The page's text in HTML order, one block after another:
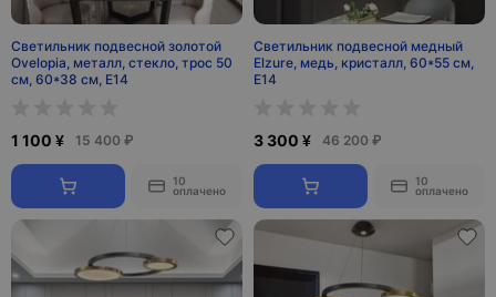
Светильник подвесной золотой
Ovelopia, металл, стекло, трос 50
см, 60*38 см, Е14
1 100 ¥ 15 400 ₽
10
оплачено
Светильник подвесной медный
Elzure, медь, кристалл, 60*55 см,
Е14
3 300 ¥ 46 200 ₽
10
оплачено